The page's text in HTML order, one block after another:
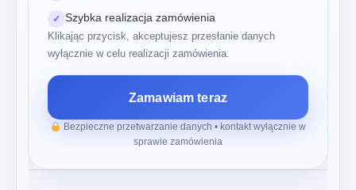
✓ Szybka realizacja zamówienia
Klikając przycisk, akceptujesz przesłanie danych
wyłącznie w celu realizacji zamówienia.
Zamawiam teraz
Bezpieczne przetwarzanie danych • kontakt wyłącznie w
sprawie zamówienia